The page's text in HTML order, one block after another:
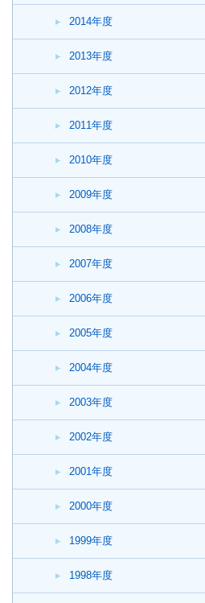
2014年度
2013年度
2012年度
2011年度
2010年度
2009年度
2008年度
2007年度
2006年度
2005年度
2004年度
2003年度
2002年度
2001年度
2000年度
1999年度
1998年度